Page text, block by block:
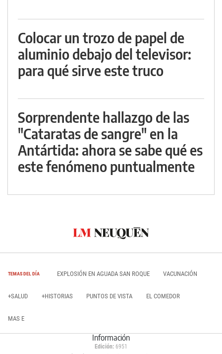
Colocar un trozo de papel de
aluminio debajo del televisor:
para qué sirve este truco
Sorprendente hallazgo de las
"Cataratas de sangre" en la
Antártida: ahora se sabe qué es
este fenómeno puntualmente
TEMAS DEL DÍA EXPLOSIÓN EN AGUADA SAN ROQUE VACUNACIÓN
+SALUD +HISTORIAS PUNTOS DE VISTA EL COMEDOR
MAS E
Información
Edición: 6951